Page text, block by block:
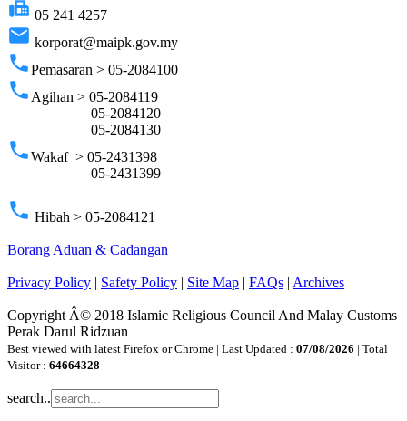
fax 05 241 4257
email korporat@maipk.gov.my
phonePemasaran > 05-2084100
phone Agihan > 05-2084119
05-2084120
05-2084130
phoneWakaf > 05-2431398
05-2431399
phone Hibah > 05-2084121
Borang Aduan & Cadangan
Privacy Policy | Safety Policy | Site Map | FAQs | Archives
Copyright Â© 2018 Islamic Religious Council And Malay Customs
Perak Darul Ridzuan
Best viewed with latest Firefox or Chrome | Last Updated : 07/08/2026 | Total
Visitor : 64664328
search..